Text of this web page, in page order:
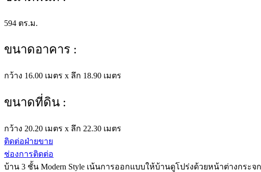
594 ตร.ม.
ขนาดอาคาร :
กว้าง 16.00 เมตร x ลึก 18.90 เมตร
ขนาดที่ดิน :
กว้าง 20.20 เมตร x ลึก 22.30 เมตร
ติดต่อฝ่ายขาย
ช่องการติดต่อ
บ้าน 3 ชั้น Modern Style เน้นการออกแบบให้บ้านดูโปร่งด้วยหน้าต่างกระ